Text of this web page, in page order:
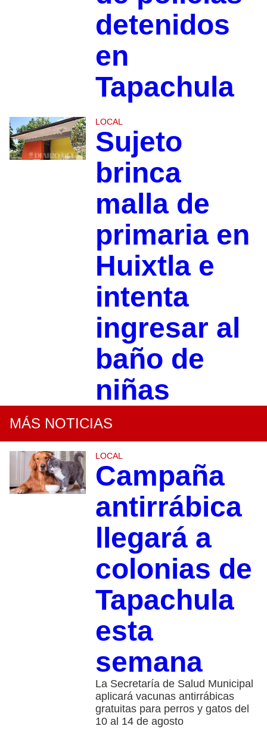
detenidos
en
Tapachula
LOCAL
Sujeto
brinca
malla de
primaria en
Huixtla e
intenta
ingresar al
baño de
niñas
MÁS NOTICIAS
LOCAL
Campaña
antirrábica
llegará a
colonias de
Tapachula
esta
semana
La Secretaría de Salud Municipal
aplicará vacunas antirrábicas
gratuitas para perros y gatos del
10 al 14 de agosto